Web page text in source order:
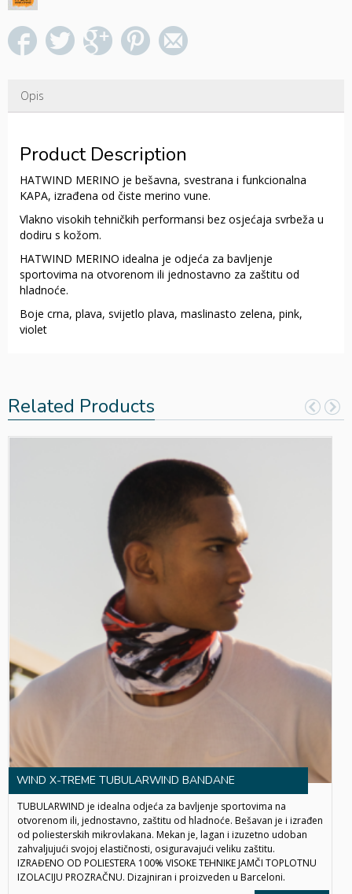
Opis
Product Description
HATWIND MERINO je bešavna, svestrana i funkcionalna
KAPA, izrađena od čiste merino vune.
Vlakno visokih tehničkih performansi bez osjećaja svrbeža u
dodiru s kožom.
HATWIND MERINO idealna je odjeća za bavljenje
sportovima na otvorenom ili jednostavno za zaštitu od
hladnoće.
Boje crna, plava, svijetlo plava, maslinasto zelena, pink,
violet
Related Products
WIND X-TREME TUBULARWIND BANDANE
TUBULARWIND je idealna odjeća za bavljenje sportovima na
otvorenom ili, jednostavno, zaštitu od hladnoće. Bešavan je i izrađen
od poliesterskih mikrovlakana. Mekan je, lagan i izuzetno udoban
zahvaljujući svojoj elastičnosti, osiguravajući veliku zaštitu.
IZRAĐENO OD POLIESTERA 100% VISOKE TEHNIKE JAMČI TOPLOTNU
IZOLACIJU PROZRAČNU. Dizajniran i proizveden u Barceloni.